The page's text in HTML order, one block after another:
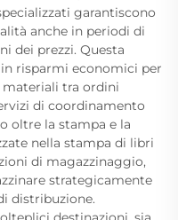
garantiscono
anche in periodi di
dei prezzi. Questa
risparmi economici per
materiali tra ordini
di coordinamento
oltre la stampa e la
nella stampa di libri
di magazzinaggio,
strategicamente
distribuzione.